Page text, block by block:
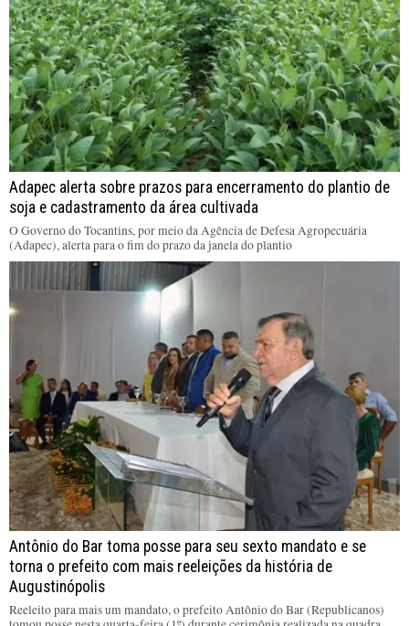
Adapec alerta sobre prazos para encerramento do plantio de
soja e cadastramento da área cultivada
O Governo do Tocantins, por meio da Agência de Defesa Agropecuária
(Adapec), alerta para o fim do prazo da janela do plantio
Antônio do Bar toma posse para seu sexto mandato e se
torna o prefeito com mais reeleições da história de
Augustinópolis
Reeleito para mais um mandato, o prefeito Antônio do Bar (Republicanos)